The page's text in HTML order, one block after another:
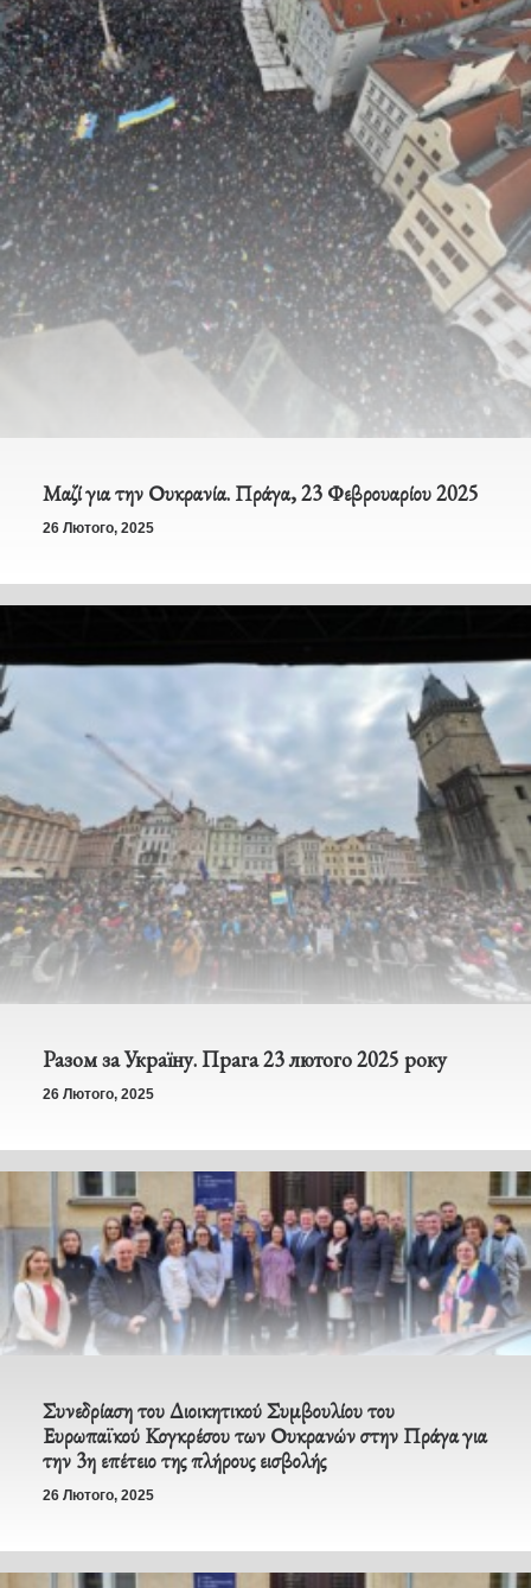
Μαζί για την Ουκρανία. Πράγα, 23 Φεβρουαρίου 2025
26 Лютого, 2025
Разом за Україну. Прага 23 лютого 2025 року
26 Лютого, 2025
Συνεδρίαση του Διοικητικού Συμβουλίου του
Ευρωπαϊκού Κογκρέσου των Ουκρανών στην Πράγα για
την 3η επέτειο της πλήρους εισβολής
26 Лютого, 2025